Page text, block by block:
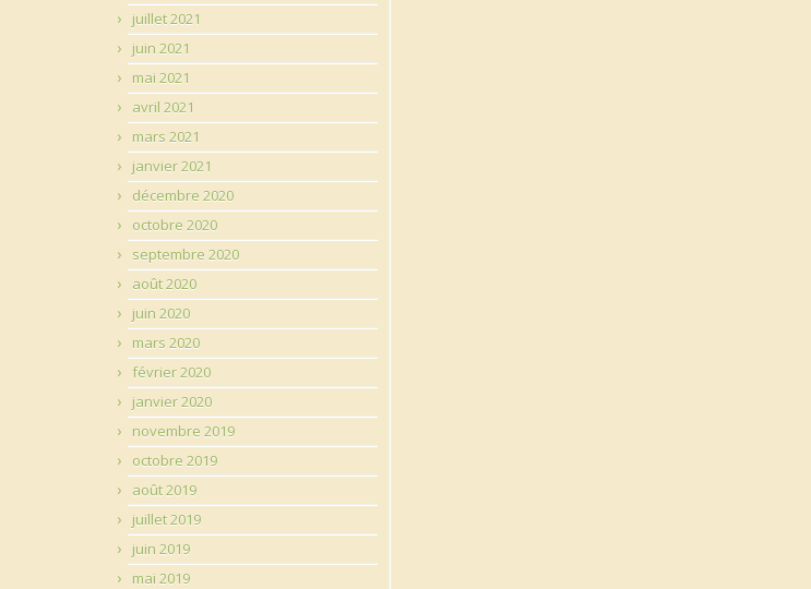
juillet 2021
juin 2021
mai 2021
avril 2021
mars 2021
janvier 2021
décembre 2020
octobre 2020
septembre 2020
août 2020
juin 2020
mars 2020
février 2020
janvier 2020
novembre 2019
octobre 2019
août 2019
juillet 2019
juin 2019
mai 2019